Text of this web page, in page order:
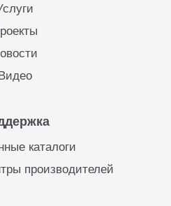
каталоги
производителей